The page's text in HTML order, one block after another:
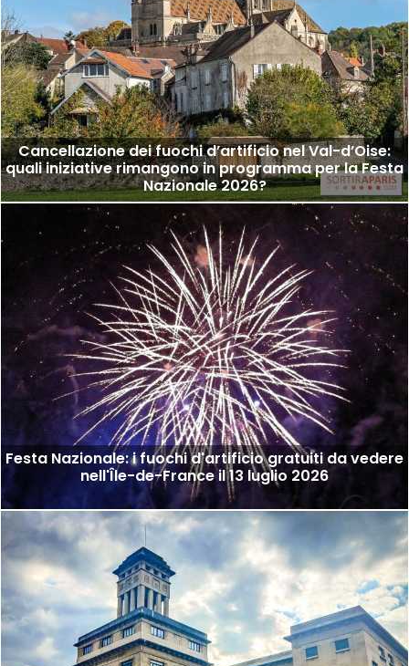
Cancellazione dei fuochi d’artificio nel Val-d’Oise:
quali iniziative rimangono in programma per la Festa
Nazionale 2026?
Festa Nazionale: i fuochi d'artificio gratuiti da vedere
nell'Île-de-France il 13 luglio 2026